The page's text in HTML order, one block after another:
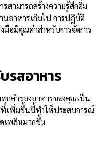
สามารถสร้างความรู้สึกอิ่ม
นอาหารเกินไป การปฏิบัติ
มือมีคุณค่าสำหรับการจัดการ
รสอาหาร
กคำของอาหารของคุณเป็น
ที่เพิ่มขึ้นนี้ทำให้ประสบการณ์
เพลินมากขึ้น